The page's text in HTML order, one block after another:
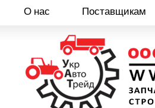
основному
содержанию
О нас Поставщикам